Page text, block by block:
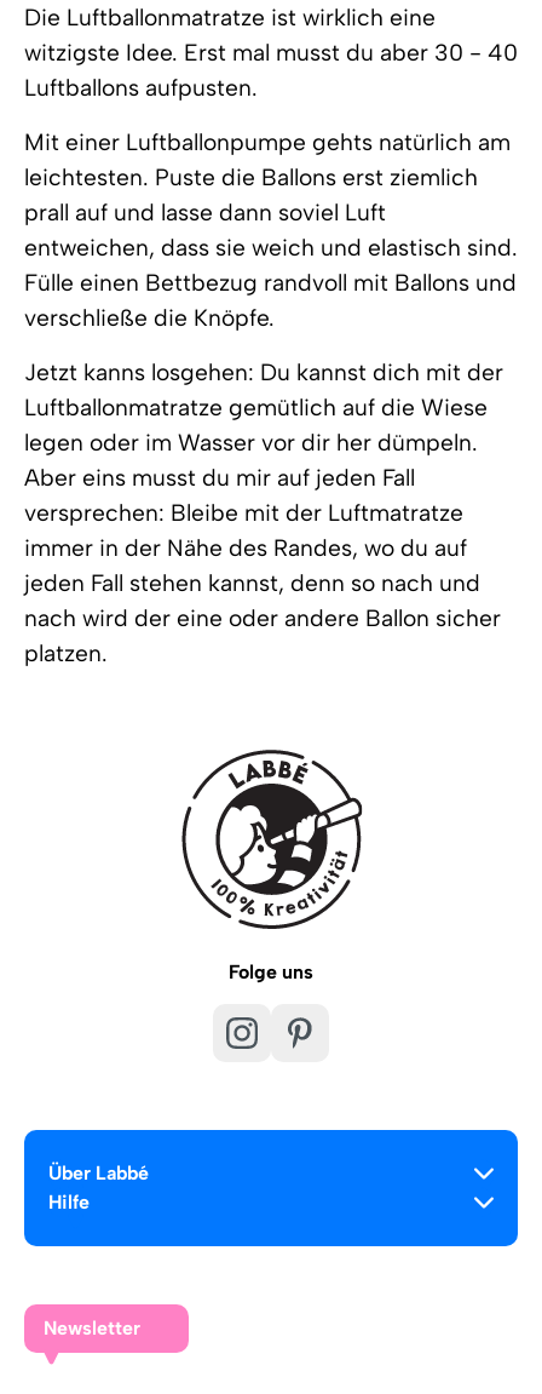
Die Luftballonmatratze ist wirklich eine
witzigste Idee. Erst mal musst du aber 30 - 40
Luftballons aufpusten.
Mit einer Luftballonpumpe gehts natürlich am
leichtesten. Puste die Ballons erst ziemlich
prall auf und lasse dann soviel Luft
entweichen, dass sie weich und elastisch sind.
Fülle einen Bettbezug randvoll mit Ballons und
verschließe die Knöpfe.
Jetzt kanns losgehen: Du kannst dich mit der
Luftballonmatratze gemütlich auf die Wiese
legen oder im Wasser vor dir her dümpeln.
Aber eins musst du mir auf jeden Fall
versprechen: Bleibe mit der Luftmatratze
immer in der Nähe des Randes, wo du auf
jeden Fall stehen kannst, denn so nach und
nach wird der eine oder andere Ballon sicher
platzen.
Folge uns
Über Labbé
Hilfe
Newsletter